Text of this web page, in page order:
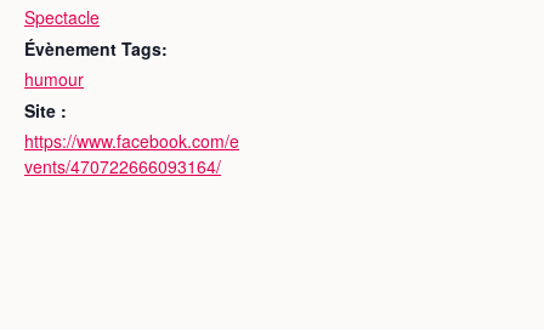
Spectacle
Évènement Tags:
humour
Site :
https://www.facebook.com/e
vents/470722666093164/